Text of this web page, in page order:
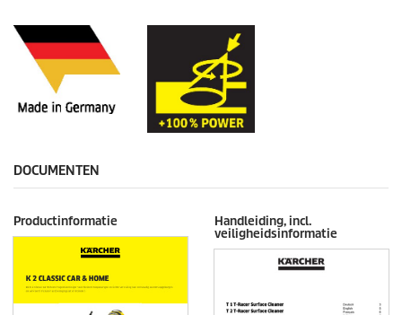
DOCUMENTEN
Productinformatie
Handleiding, incl.
veiligheidsinformatie